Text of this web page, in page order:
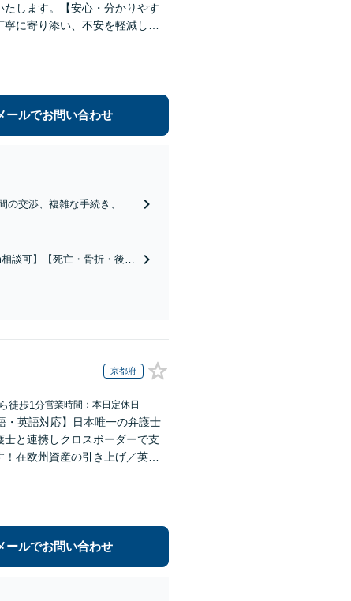
します。【安心・分かりやす
に寄り添い、不安を軽減しま
ールでお問い合わせ
の交渉、複雑な手続き、全
り
談可】【死亡・骨折・後遺
京都府
徒歩1分営業時間：本日定休日
・英語対応】日本唯一の弁護士
と連携しクロスボーダーで支
在欧州資産の引き上げ／英仏
ールでお問い合わせ